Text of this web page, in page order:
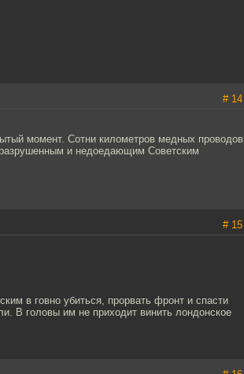
# 14
момент. Сотни километров медных проводов
и недоедающим Советским
# 15
в говно убиться, прорвать фронт и спасти
В головы им не приходит винить лондонское